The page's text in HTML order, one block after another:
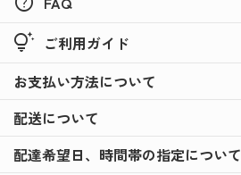
tips_and_updates ご利用ガイド
お支払い方法について
配送について
配達希望日、時間帯の指定について